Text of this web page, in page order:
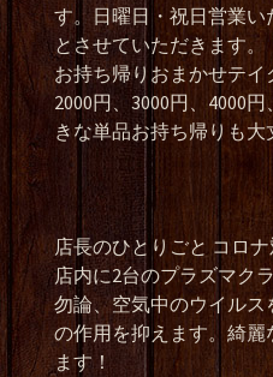
す。日曜日・祝日営業
とさせていただきます。
お持ち帰りおまかせテ
2000円、3000円、4000
きな単品お持ち帰りも大
店長のひとりごと コロ
店内に2台のプラズマク
勿論、空気中のウイル
の作用を抑えます。綺
ます！